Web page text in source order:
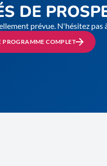
DE
prévue. N'hésitez
PROGRAMME COMPLET